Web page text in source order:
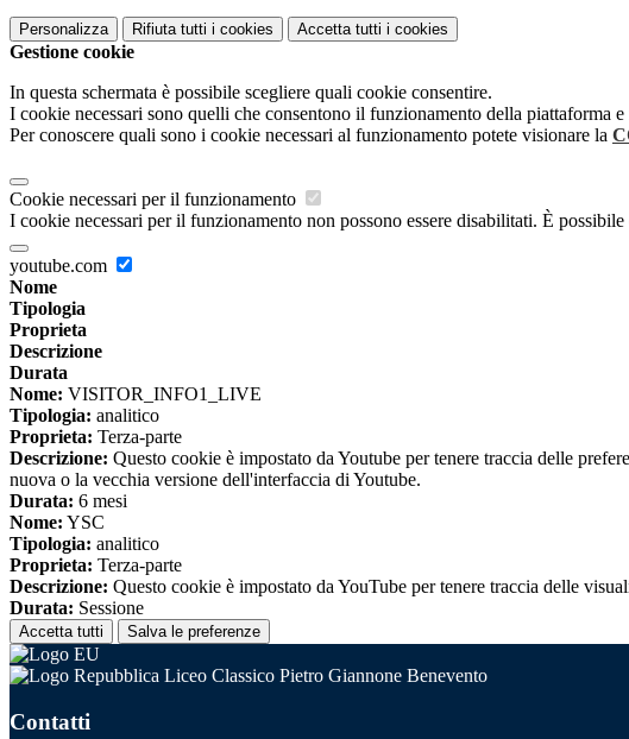
Personalizza Rifiuta tutti i cookies Accetta tutti i cookies
Gestione cookie
In questa schermata è possibile scegliere quali cookie consentire.
I cookie necessari sono quelli che consentono il funzionamento della piattaforma
Per conoscere quali sono i cookie necessari al funzionamento potete visionare la
Cookie necessari per il funzionamento
I cookie necessari per il funzionamento non possono essere disabilitati. È
youtube.com
Nome
Tipologia
Proprieta
Descrizione
Durata
Nome: VISITOR_INFO1_LIVE
Tipologia: analitico
Proprieta: Terza-parte
Descrizione: Questo cookie è impostato da Youtube per tenere traccia delle
nuova o la vecchia versione dell'interfaccia di Youtube.
Durata: 6 mesi
Nome: YSC
Tipologia: analitico
Proprieta: Terza-parte
Descrizione: Questo cookie è impostato da YouTube per tenere traccia delle
Durata: Sessione
Accetta tutti Salva le preferenze
Liceo Classico Pietro Giannone Benevento
Contatti